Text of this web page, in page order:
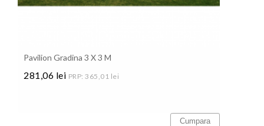
Pavilion Gradina 3 X 3 M
281,06 lei PRP: 365,01 lei
Cumpara